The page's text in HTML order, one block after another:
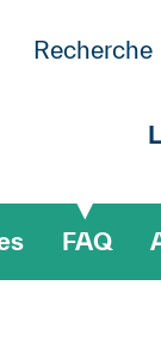
Recherche
FAQ